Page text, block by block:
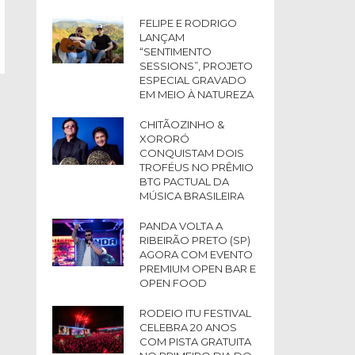
FELIPE E RODRIGO
LANÇAM
“SENTIMENTO
SESSIONS”, PROJETO
ESPECIAL GRAVADO
EM MEIO À NATUREZA
CHITÃOZINHO &
XORORÓ
CONQUISTAM DOIS
TROFÉUS NO PRÊMIO
BTG PACTUAL DA
MÚSICA BRASILEIRA
PANDA VOLTA A
RIBEIRÃO PRETO (SP)
AGORA COM EVENTO
PREMIUM OPEN BAR E
OPEN FOOD
RODEIO ITU FESTIVAL
CELEBRA 20 ANOS
COM PISTA GRATUITA